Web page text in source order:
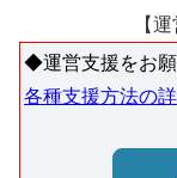
【
◆運営支援をお
各種支援方法の